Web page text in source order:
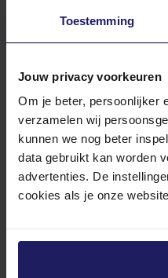
Toestemming
Jouw privacy voorkeuren
Om je beter, persoonlijker
verzamelen wij
kunnen we nog beter
data gebruikt kan worden
advertenties. De
cookies als je onze
Ontvang als eerste de beste
Footer
Azerty
Tjalkstraat 4b
8102 HG Raalte
BTW nr: NL 8517.04.578.B01
KvK nr: 55425437